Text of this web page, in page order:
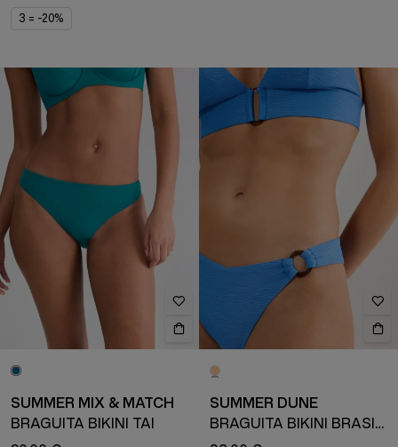
3 = -20%
SUMMER MIX & MATCH
BRAGUITA BIKINI TAI
SUMMER DUNE
BRAGUITA BIKINI BRASILEÑA